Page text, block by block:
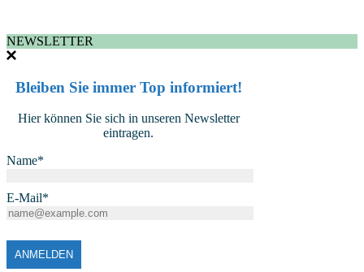
NEWSLETTER
Bleiben Sie immer Top informiert!
Hier können Sie sich in unseren Newsletter
eintragen.
Name*
E-Mail*
ANMELDEN